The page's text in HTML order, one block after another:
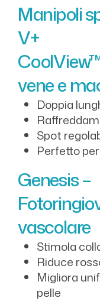
Manipoli
V+
vene e
Doppia
Spot
Perfetto
Genesis –
vascolare
Stimola
Riduce
Migliora
pelle